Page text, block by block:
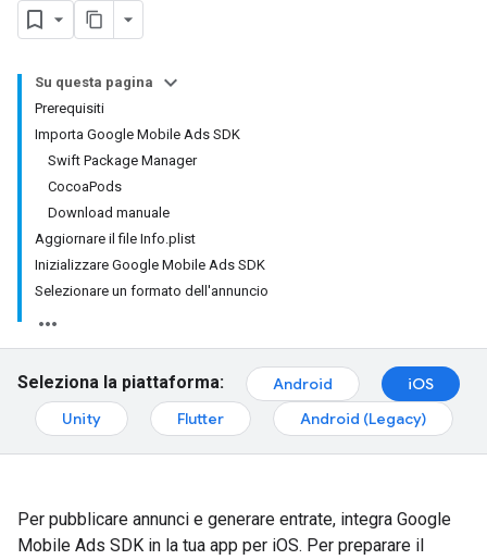
Su questa pagina
Prerequisiti
Importa Google Mobile Ads SDK
Swift Package Manager
CocoaPods
Download manuale
Aggiornare il file Info.plist
Inizializzare Google Mobile Ads SDK
Selezionare un formato dell'annuncio
Seleziona la piattaforma: Android
iOS
Unity
Flutter Android (Legacy)
Per pubblicare annunci e generare entrate, integra Google
Mobile Ads SDK in la tua app per iOS. Per preparare il